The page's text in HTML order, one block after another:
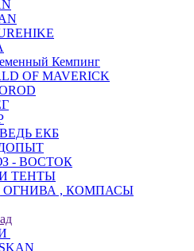
Кемпинг
OF MAVERICK
ЕКБ
- ВОСТОК
ТЕНТЫ
ОГНИВА , КОМПАСЫ